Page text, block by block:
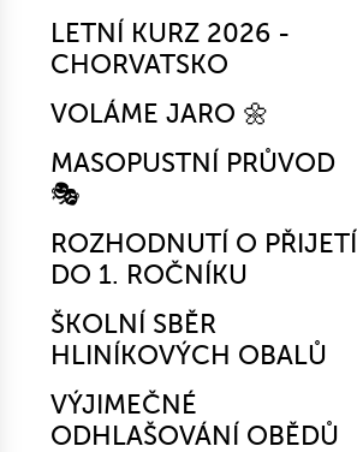
LETNÍ KURZ 2026 -
CHORVATSKO
VOLÁME JARO 🌼
MASOPUSTNÍ PRŮVOD
🎭
ROZHODNUTÍ O PŘIJETÍ
DO 1. ROČNÍKU
ŠKOLNÍ SBĚR
HLINÍKOVÝCH OBALŮ
VÝJIMEČNÉ
ODHLAŠOVÁNÍ OBĚDŮ